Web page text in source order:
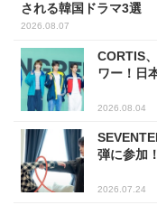
される韓国ドラマ3選
2026.08.07
CORTIS
ワー！日
2026.08.04
弾に参加
2026.07.24